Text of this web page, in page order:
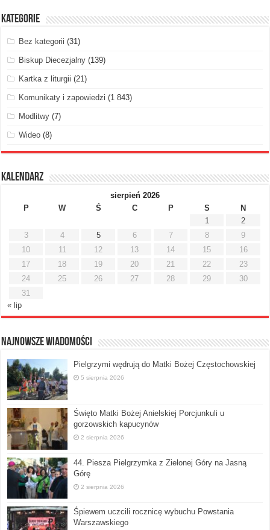
Kategorie
Bez kategorii (31)
Biskup Diecezjalny (139)
Kartka z liturgii (21)
Komunikaty i zapowiedzi (1 843)
Modlitwy (7)
Wideo (8)
Kalendarz
sierpień 2026
P
W Ś C P S
N
1
2
3
4 5 6 7 8
9
10
11 12 13 14 15
16
17
18 19 20 21 22
23
24
25 26 27 28 29
30
31
« lip
Najnowsze Wiadomości
Pielgrzymi wędrują do Matki Bożej Częstochowskiej
5 sierpnia 2026
Święto Matki Bożej Anielskiej Porcjunkuli u
gorzowskich kapucynów
2 sierpnia 2026
44. Piesza Pielgrzymka z Zielonej Góry na Jasną
Górę
2 sierpnia 2026
Śpiewem uczcili rocznicę wybuchu Powstania
Warszawskiego